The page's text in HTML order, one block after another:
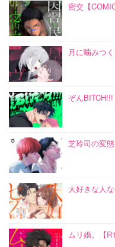
密交【
月に噛みつ
ぞん
芝玲司の変
大好きな人
ムリ婚。【